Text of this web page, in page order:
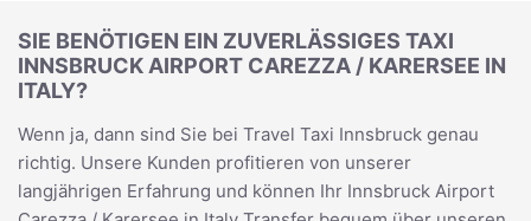
SIE BENÖTIGEN EIN ZUVERLÄSSIGES TAXI
INNSBRUCK AIRPORT CAREZZA / KARERSEE IN
ITALY?
Wenn ja, dann sind Sie bei Travel Taxi Innsbruck genau
richtig. Unsere Kunden profitieren von unserer
langjährigen Erfahrung und können Ihr Innsbruck Airport